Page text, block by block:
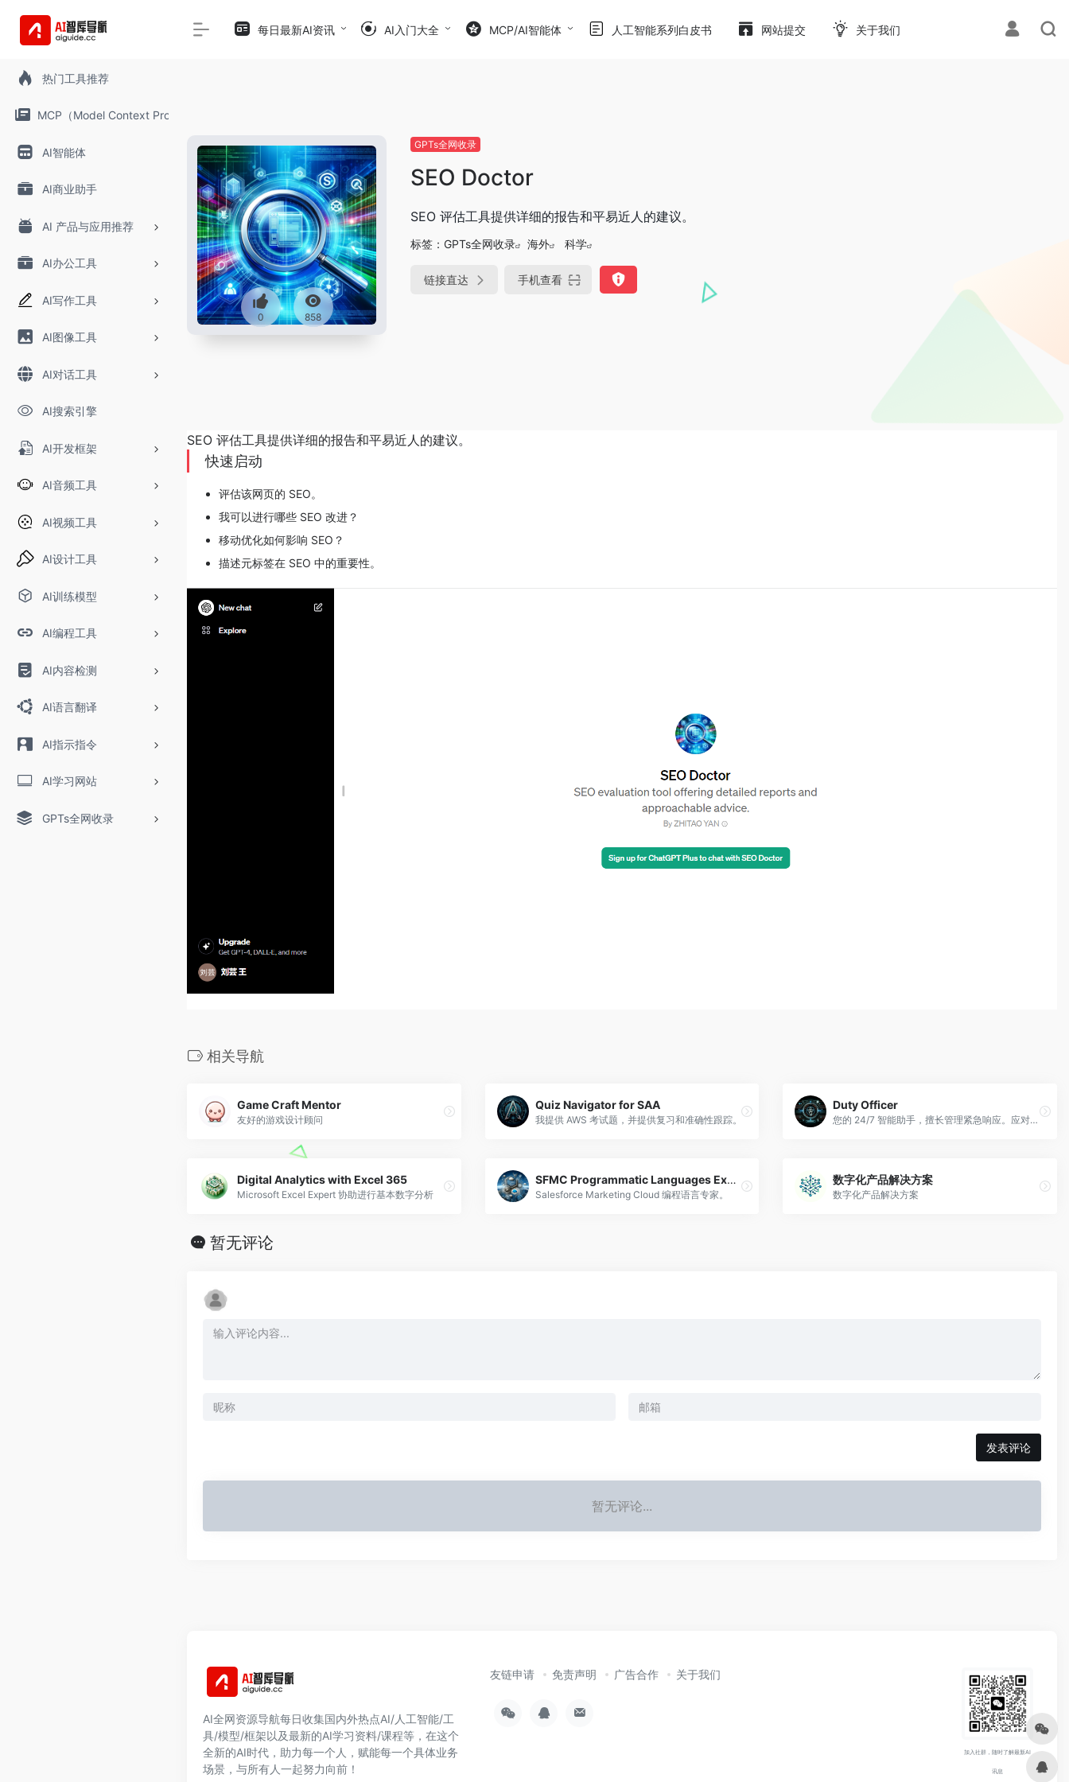
热门工具推荐
MCP（Model Context Protocol）
AI智能体
AI商业助手
AI 产品与应用推荐
AI办公工具
AI写作工具
AI图像工具
AI对话工具
AI搜索引擎
AI开发框架
AI音频工具
AI视频工具
AI设计工具
AI训练模型
AI编程工具
AI内容检测
AI语言翻译
AI指示指令
AI学习网站
GPTs全网收录
每日最新AI资讯 AI入门大全 MCP/AI智能体 人工智能系列白皮书 网站提交 关于我们
0 858
GPTs全网收录
SEO Doctor
SEO 评估工具提供详细的报告和平易近人的建议。
标签： GPTs全网收录 海外 科学
链接直达 手机查看
SEO 评估工具提供详细的报告和平易近人的建议。
快速启动
评估该网页的 SEO。
我可以进行哪些 SEO 改进？
移动优化如何影响 SEO？
描述元标签在 SEO 中的重要性。
相关导航
Game Craft Mentor
友好的游戏设计顾问
Quiz Navigator for SAA
我提供 AWS 考试题，并提供复习和准确性跟踪。
Duty Officer
您的 24/7 智能助手，擅长管理紧急响应。应对多种场景，提供实时数据分析、资源协调和决策支持，实现高效的危机管理
Digital Analytics with Excel 365
Microsoft Excel Expert 协助进行基本数字分析
SFMC Programmatic Languages Expert
Salesforce Marketing Cloud 编程语言专家。
数字化产品解决方案
数字化产品解决方案
暂无评论
发表评论
暂无评论...
AI全网资源导航每日收集国内外热点AI/人工智能/工
具/模型/框架以及最新的AI学习资料/课程等，在这个
全新的AI时代，助力每一个人，赋能每一个具体业务
场景，与所有人一起努力向前！
友链申请 免责声明 广告合作 关于我们
加入社群，随时了解最新AI
讯息